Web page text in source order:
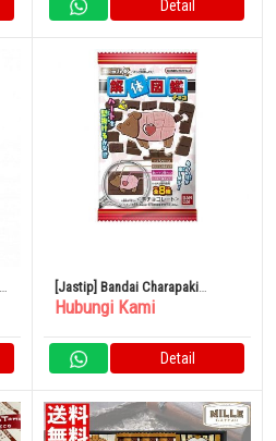
Detail
[Jastip] Bandai Charapaki
Disassembled Encyclopedia
Hubungi Kami
Detail